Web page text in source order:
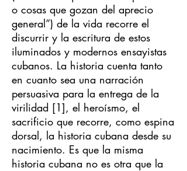
o cosas que gozan del aprecio
general”) de la vida recorre el
discurrir y la escritura de estos
iluminados y modernos ensayistas
cubanos. La historia cuenta tanto
en cuanto sea una narración
persuasiva para la entrega de la
virilidad [1], el heroísmo, el
sacrificio que recorre, como espina
dorsal, la historia cubana desde su
nacimiento. Es que la misma
historia cubana no es otra que la